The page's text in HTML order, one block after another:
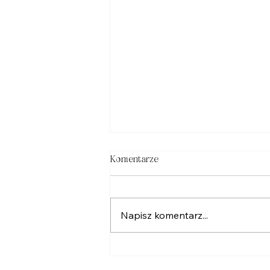
Komentarze
Napisz komentarz...